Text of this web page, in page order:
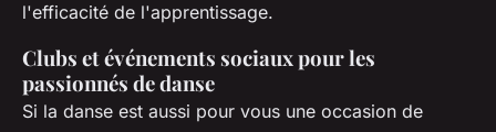
l'efficacité de l'apprentissage.
Clubs et événements sociaux pour les
passionnés de danse
Si la danse est aussi pour vous une occasion de